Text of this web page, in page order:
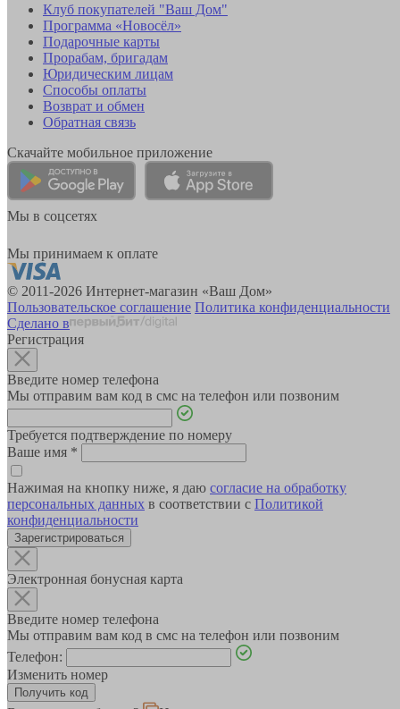
Клуб покупателей "Ваш Дом"
Программа «Новосёл»
Подарочные карты
Прорабам, бригадам
Юридическим лицам
Способы оплаты
Возврат и обмен
Обратная связь
Скачайте мобильное приложение
Мы в соцсетях
Мы принимаем к оплате
© 2011-2026 Интернет-магазин «Ваш Дом»
Пользовательское соглашение Политика конфиденциальности
Сделано в
Регистрация
Введите номер телефона
Мы отправим вам код в смс на телефон или позвоним
Требуется подтверждение по номеру
Ваше имя *
Нажимая на кнопку ниже, я даю согласие на обработку
персональных данных в соответствии с Политикой
конфиденциальности
Зарегистрироваться
Электронная бонусная карта
Введите номер телефона
Мы отправим вам код в смс на телефон или позвоним
Телефон:
Изменить номер